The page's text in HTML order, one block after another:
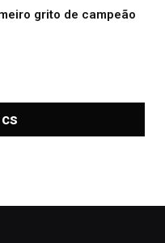
grito de campeão